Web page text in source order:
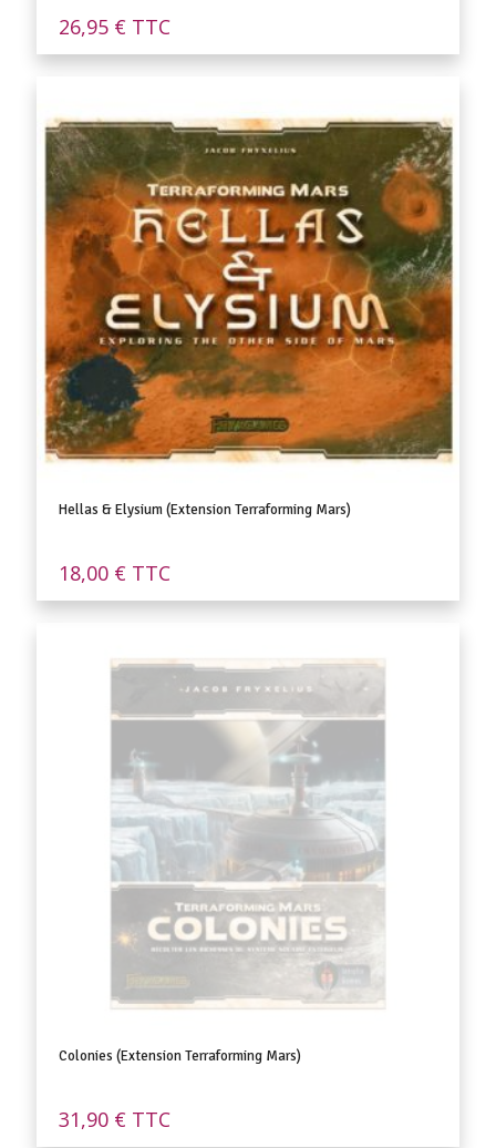
26,95 € TTC
Hellas & Elysium (Extension Terraforming Mars)
18,00 € TTC
Colonies (Extension Terraforming Mars)
31,90 € TTC